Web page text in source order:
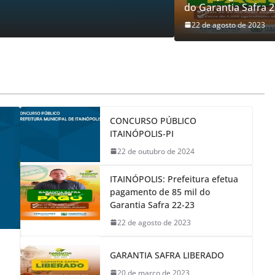
do Garantia Safra
22 de agosto de 2023
CONCURSO PÚBLICO
ITAINÓPOLIS-PI
22 de outubro de 2024
ITAINÓPOLIS: Prefeitura efetua
pagamento de 85 mil do
Garantia Safra 22-23
22 de agosto de 2023
GARANTIA SAFRA LIBERADO
20 de março de 2023